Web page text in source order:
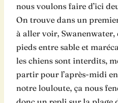
nous voulons faire d’ici
On trouve dans un
à aller voir, Swanenwater,
pieds entre sable et
les chiens sont interdits,
partir pour l’après-midi
notre louloute, ça nous